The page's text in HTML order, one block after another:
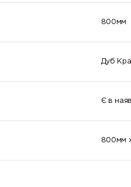
800мм
Дуб
Є в
800мм